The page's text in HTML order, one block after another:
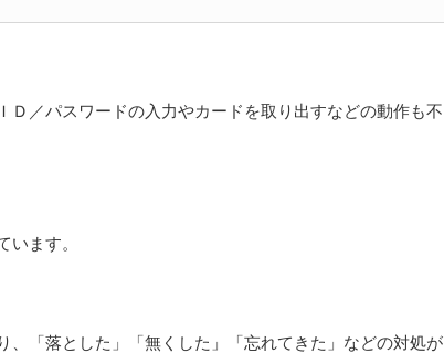
／パスワードの入力やカードを取り出すなどの動作も不
います。
「落とした」「無くした」「忘れてきた」などの対処が